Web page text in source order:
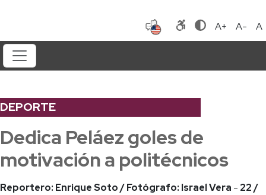
A+ A- A
DEPORTE
Dedica Peláez goles de
motivación a politécnicos
Reportero: Enrique Soto / Fotógrafo: Israel Vera - 22 /